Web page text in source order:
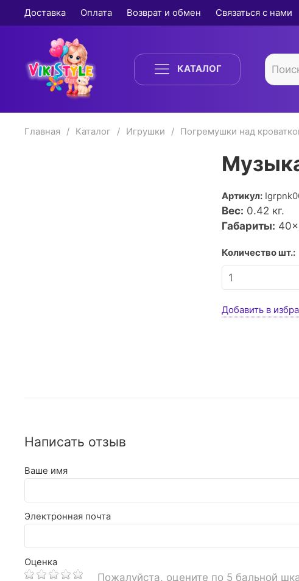
Доставка Оплата Возврат и обмен Связаться с нами
КАТАЛОГ
Главная Каталог Игрушки Погремушки над
Артикул:
Вес: 0.42 кг.
Габариты:
Количество шт.:
Добавить в
Написать отзыв
Ваше имя
Электронная почта
Оценка
Пожалуйста, оцените по 5 бальной